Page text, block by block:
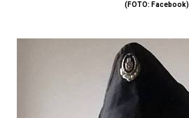
(FOTO: Facebook)